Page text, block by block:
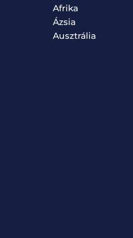
Afrika
Ázsia
Ausztrália